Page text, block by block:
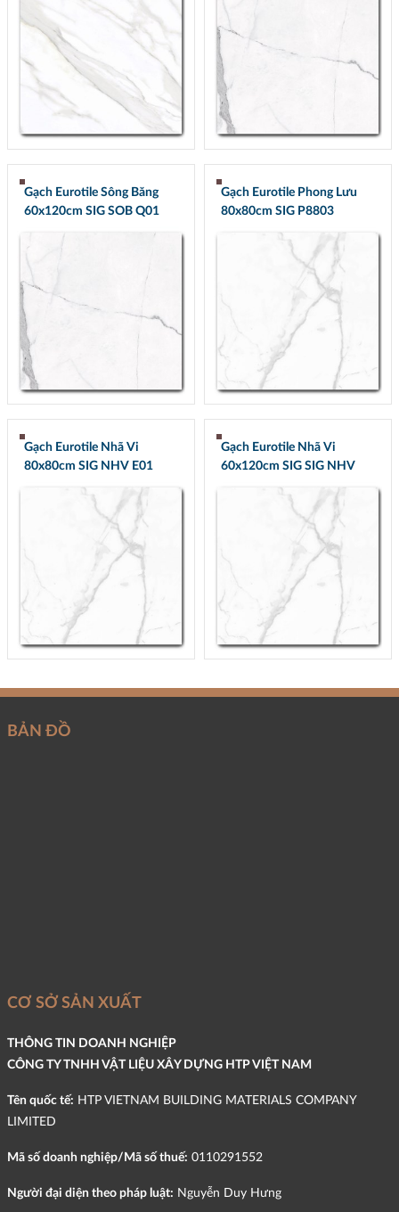
Gạch Eurotile Sông Băng
60x120cm SIG SOB Q01
Gạch Eurotile Phong Lưu
80x80cm SIG P8803
Gạch Eurotile Nhã Vi
80x80cm SIG NHV E01
Gạch Eurotile Nhã Vi
60x120cm SIG SIG NHV
BẢN ĐỒ
CƠ SỞ SẢN XUẤT
THÔNG TIN DOANH NGHIỆP
CÔNG TY TNHH VẬT LIỆU XÂY DỰNG HTP VIỆT NAM
Tên quốc tế: HTP VIETNAM BUILDING MATERIALS COMPANY
LIMITED
Mã số doanh nghiệp/Mã số thuế: 0110291552
Người đại diện theo pháp luật: Nguyễn Duy Hưng